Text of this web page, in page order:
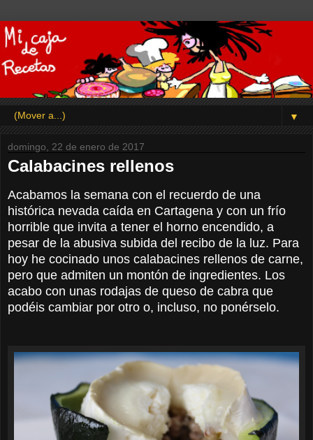
▼
domingo, 22 de enero de 2017
Calabacines rellenos
Acabamos la semana con el recuerdo de una
histórica nevada caída en Cartagena y con un frío
horrible que invita a tener el horno encendido, a
pesar de la abusiva subida del recibo de la luz. Para
hoy he cocinado unos calabacines rellenos de carne,
pero que admiten un montón de ingredientes. Los
acabo con unas rodajas de queso de cabra que
podéis cambiar por otro o, incluso, no ponérselo.